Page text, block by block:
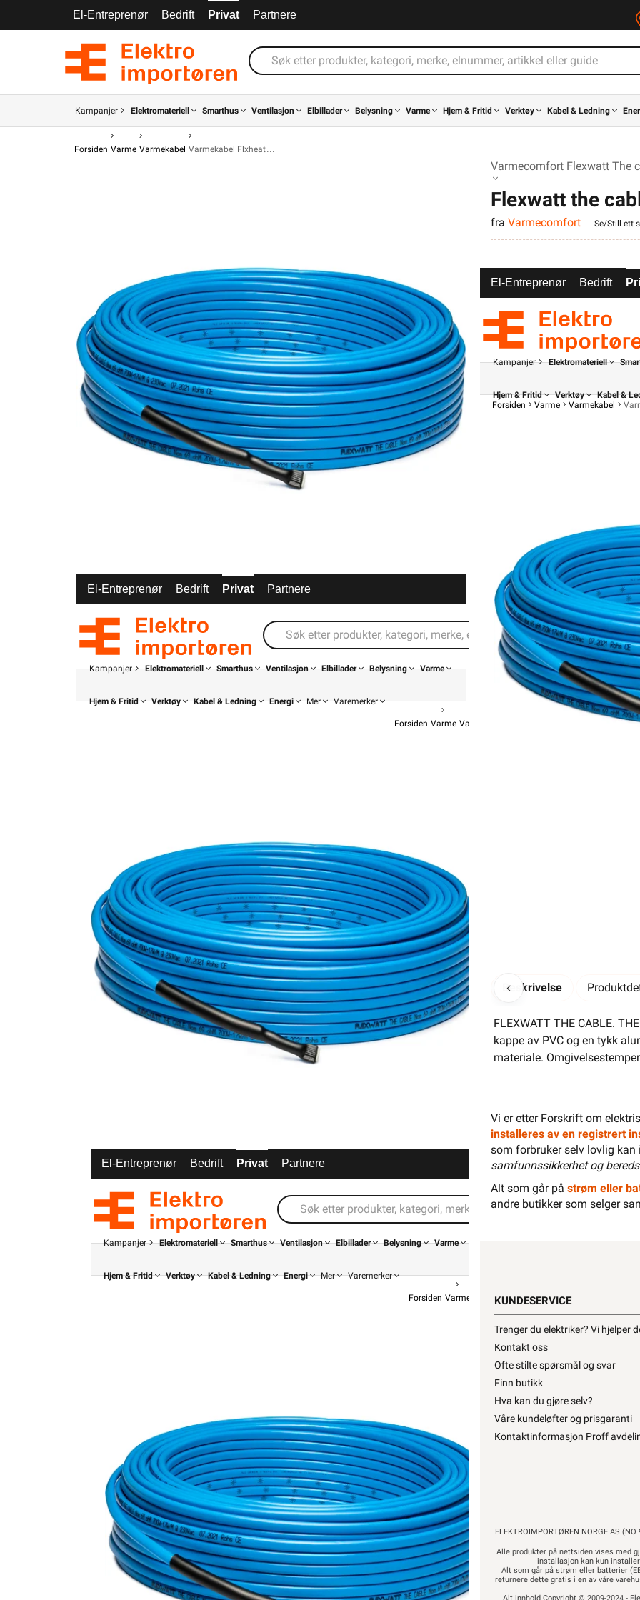
El-Entreprenør Bedrift Privat Partnere
Kampanjer Elektromateriell Smarthus Ventilasjon Elbillader Belysning Varme Hjem & Fritid Verktøy Kabel & Ledning
Forsiden Varme Varmekabel Varmekabel Flxheat
Varmecomfort Flexwatt The
Flexwatt the
fra Varmecomfort Se/Still ett
El-Entreprenør Bedrift Privat Partnere
Kampanjer Elektromateriell Smarthus Ventilasjon Elbillader Belysning Varme
Hjem & Fritid Verktøy Kabel & Ledning Energi Mer Varemerker
Forsiden Varme Varmekabel
Varmecomfort
El-Entreprenør Bedrift Privat Partnere
Kampanjer Elektromateriell Smarthus Ventilasjon Elbillader Belysning Varme
Hjem & Fritid Verktøy Kabel & Ledning Energi Mer Varemerker
Forsiden Varme Varmekabel Varmekabel Flxheat
Flexwatt
7 059,-
5
El-Entreprenør Bedrift
Kampanjer Elektromateriell
Hjem & Fritid Verktøy Kabel &
Forsiden
Varme Varmekabel
Beskrivelse
FLEXWATT THE CABLE.
kappe av PVC og en tykk
materiale.
Vi er etter Forskrift om
installeres av en registrert
som forbruker selv lovlig kan
samfunnssikkerhet og
Alt som går på strøm eller
andre butikker som selger
KUNDESERVICE
Trenger du elektriker? Vi hjelper
Kontakt oss
Ofte stilte spørsmål og svar
Finn butikk
Hva kan du gjøre selv?
Våre kundeløfter og prisgaranti
Kontaktinformasjon Proff
ELEKTROIMPORTØREN NORGE AS
Alle produkter på nettsiden vises med
installasjon kan kun
Alt som går på strøm eller batterier
returnere dette gratis i en av våre